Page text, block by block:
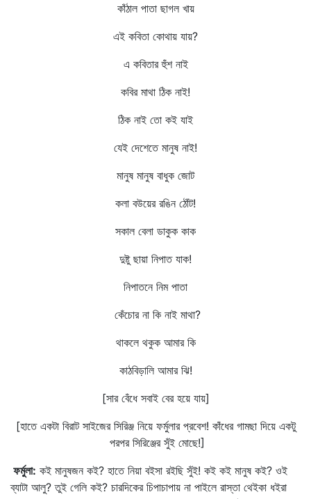
কাঁঠাল পাতা ছাগল খায়
এই কবিতা কোথায় যায়?
এ কবিতার হুঁশ নাই
কবির মাথা ঠিক নাই!
ঠিক নাই তো কই যাই
যেই দেশেতে মানুষ নাই!
মানুষ মানুষ বাধুক জোট
কলা বউয়ের রঙিন ঠোঁট!
সকাল বেলা ডাকুক কাক
দুষ্টু ছায়া নিপাত যাক!
নিপাতনে নিম পাতা
কেঁচোর না কি নাই মাথা?
থাকলে থকুক আমার কি
কাঠবিড়ালি আমার ঝি!
[সার বেঁধে সবাই বের হয়ে যায়]
[হাতে একটা বিরাট সাইজের সিরিঞ্জ নিয়ে ফর্মুলার প্রবেশ! কাঁধের গামছা দিয়ে একটু
পরপর সিরিঞ্জের সুঁই মোছে!]
ফর্মুলা: কই মানুষজন কই? হাতে নিয়া বইসা রইছি সুঁই! কই কই মানুষ কই? ওই
ব্যাটা আলু? তুই গেলি কই? চারদিকের চিপাচাপায় না পাইলে রাস্তা থেইকা ধইরা